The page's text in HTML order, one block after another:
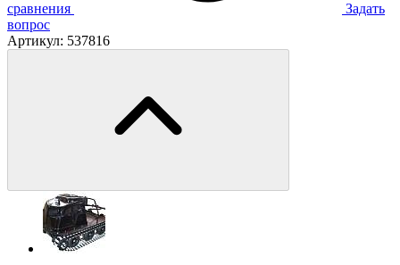
сравнения
Задать
вопрос
Артикул: 537816